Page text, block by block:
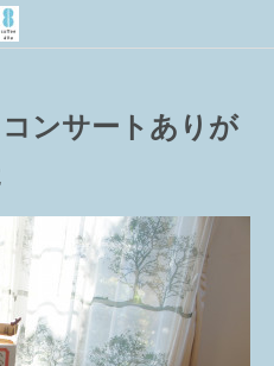
ンサートありが